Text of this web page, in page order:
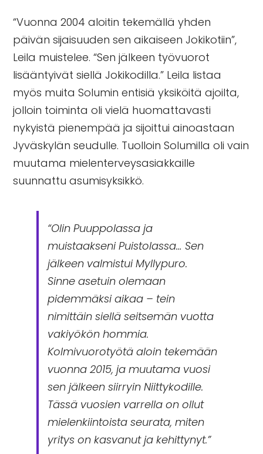
“Vuonna 2004 aloitin tekemällä yhden
päivän sijaisuuden sen aikaiseen Jokikotiin”,
Leila muistelee. “Sen jälkeen työvuorot
lisääntyivät siellä Jokikodilla.” Leila listaa
myös muita Solumin entisiä yksiköitä ajoilta,
jolloin toiminta oli vielä huomattavasti
nykyistä pienempää ja sijoittui ainoastaan
Jyväskylän seudulle. Tuolloin Solumilla oli vain
muutama mielenterveysasiakkaille
suunnattu asumisyksikkö.
“Olin Puuppolassa ja
muistaakseni Puistolassa… Sen
jälkeen valmistuiMyllypuro.
Sinne asetuin olemaan
pidemmäksi aikaa – tein
nimittäin siellä seitsemän vuotta
vakiyökön hommia.
Kolmivuorotyötä aloin tekemään
vuonna 2015, ja muutama vuosi
sen jälkeen siirryinNiittykodille.
Tässä vuosien varrella on ollut
mielenkiintoista seurata, miten
yritys on kasvanut ja kehittynyt.”